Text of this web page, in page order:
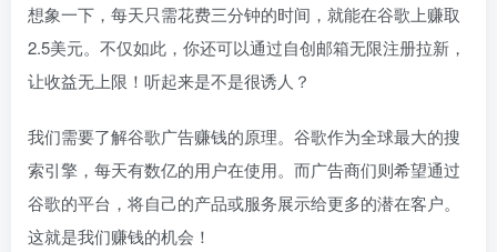
想象一下，每天只需花费三分钟的时间，就能在谷歌上赚取
2.5美元。不仅如此，你还可以通过自创邮箱无限注册拉新，
让收益无上限！听起来是不是很诱人？
我们需要了解谷歌广告赚钱的原理。谷歌作为全球最大的搜
索引擎，每天有数亿的用户在使用。而广告商们则希望通过
谷歌的平台，将自己的产品或服务展示给更多的潜在客户。
这就是我们赚钱的机会！